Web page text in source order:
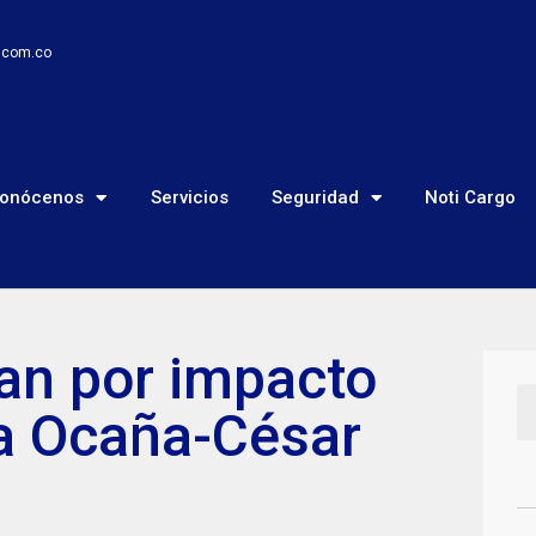
Servicios Seguridad Noti Cargo
por impacto
Ocaña-César